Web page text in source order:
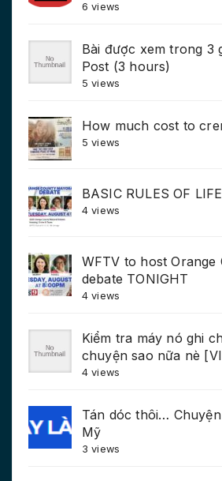
6 views
Bài được xem trong 3
Post (3 hours)
5 views
How much cost to
5 views
BASIC RULES OF LIFE
4 views
WFTV to host Orange
debate TONIGHT
4 views
Kiểm tra máy nó ghi
chuyện sao nữa nè
4 views
Tán dóc thôi…
Mỹ
3 views